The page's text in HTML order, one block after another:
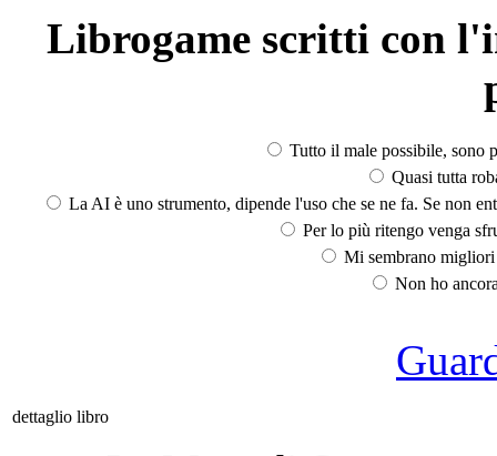
Librogame scritti con
Tutto il male possibile, sono
Quasi tutta
La AI è uno strumento, dipende l'uso che se ne fa. Se non
Per lo più ritengo venga
Mi sembrano
Non ho
dettaglio libro